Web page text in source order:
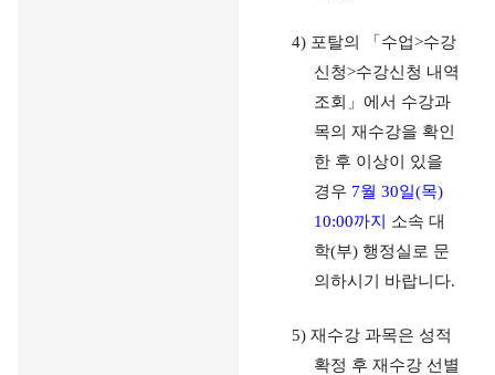
4) 포탈의 「 수업>수강
신청>수강신청 내역
조회 」에서 수강과
목의 재수강을 확인
한 후 이상이 있을
경우 7월30일(목)
10:00까지
소속 대
학(부) 행정실로 문
의하시기 바랍니다.
5)재수강 과목은 성적
확정 후 재수강 선별